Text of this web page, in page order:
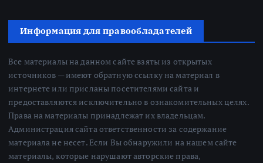
Информация для правообладателей
Все материалы на данном сайте взяты из открытых
источников — имеют обратную ссылку на материал в
интернете или присланы посетителями сайта и
предоставляются исключительно в ознакомительных целях.
Права на материалы принадлежат их владельцам.
Администрация сайта ответственности за содержание
материала не несет. Если Вы обнаружили на нашем сайте
материалы, которые нарушают авторские права,